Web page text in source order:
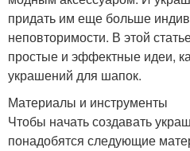
придать им еще больше
неповторимости. В этой
простые и эффектные идеи,
украшений для шапок.
Материалы и инструменты
Чтобы начать создавать
понадобятся следующие